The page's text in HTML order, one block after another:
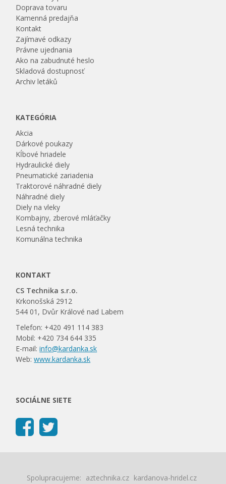
Doprava tovaru
Kamenná predajňa
Kontakt
Zajímavé odkazy
Právne ujednania
Ako na zabudnuté heslo
Skladová dostupnosť
Archiv letáků
KATEGÓRIA
Akcia
Dárkové poukazy
Kĺbové hriadele
Hydraulické diely
Pneumatické zariadenia
Traktorové náhradné diely
Náhradné diely
Diely na vleky
Kombajny, zberové mláťačky
Lesná technika
Komunálna technika
KONTAKT
CS Technika s.r.o.
Krkonošská 2912
544 01, Dvůr Králové nad Labem
Telefon: +420 491 114 383
Mobil: +420 734 644 335
E-mail:info@kardanka.sk
Web:www.kardanka.sk
SOCIÁLNE SIETE
Spolupracujeme: aztechnika.cz kardanova-hridel.cz